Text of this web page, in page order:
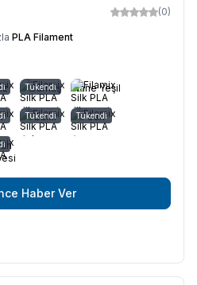
(0)
PLA Filament
Tükendi
Gümüş Nane Yeşil
Tükendi
Bakır Tükendi
Sarı
Haber Ver